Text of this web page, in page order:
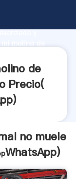
y
de
Precio(
)
no muele
WhatsApp)